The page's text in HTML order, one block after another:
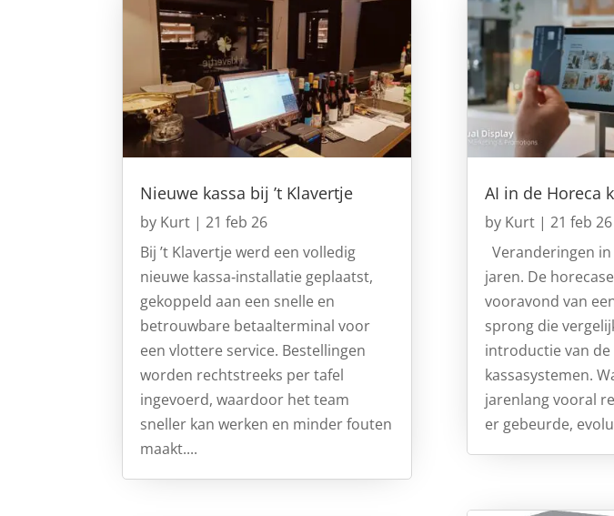
Nieuwe kassa bij ’t Klavertje
by Kurt |21 feb 26
Bij ’t Klavertje werd een volledig
nieuwe kassa‑installatie geplaatst,
gekoppeld aan een snelle en
betrouwbare betaalterminal voor
een vlottere service. Bestellingen
worden rechtstreeks per tafel
ingevoerd, waardoor het team
sneller kan werken en minder fouten
maakt....
AI in de Horeca
by Kurt| 21 feb 26
Veranderingen
jaren. De
vooravond van
sprong die
introductie van
kassasystemen.
jarenlang vooral
er gebeurde,